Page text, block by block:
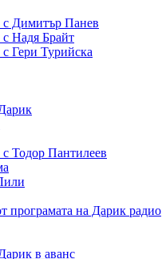
с Димитър Панев
Надя Брайт
Гери Турийска
Тодор Пантилеев
програмата на Дарик радио
в аванс